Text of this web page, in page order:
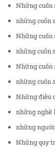
Những cuốn
những cuốn
Những cuốn
những cuốn
Những cuốn
những cuốn
Những điều
những nghề
những
Những quy